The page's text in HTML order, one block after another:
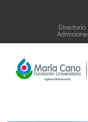
Directorio